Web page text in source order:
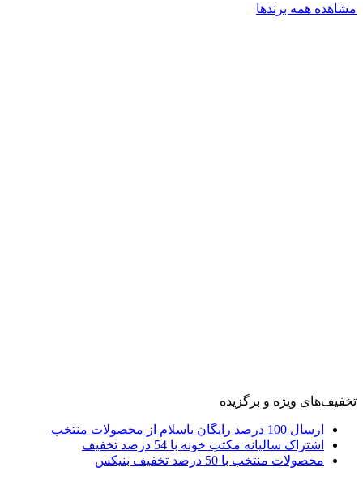
مشاهده همه برندها
تخفیف‌های ویژه و برگزیده
ارسال 100 درصد رایگان باسلام از محصولات منتخب
اشتراک سالیانه مکتب خونه با 54 درصد تخفیف
محصولات منتخب با 50 درصد تخفیف بنیکس